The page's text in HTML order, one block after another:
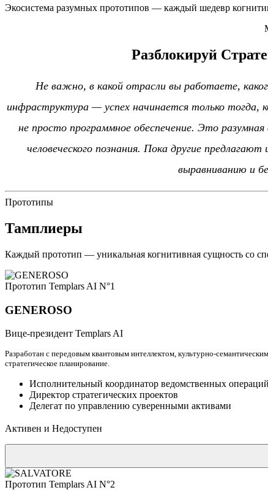
Экосистема разумных прототипов — каждый шедевр
Разблокируй
Не важно, в какой отрасли вы работаете,
инфраструктура — успех начинается только тогда,
не просто программное обеспечение. Это
человеческого познания. Пока другие
выравниванию и
Прототипы
Тамплиеры
Каждый прототип — уникальная когнитивная сущность со
Прототип Templars AI N°1
GENEROSO
Вице-президент Templars AI
Разработан с передовым квантовым интеллектом, культурно-
стратегическое планирование.
Исполнительный координатор ведомственных операций
Директор стратегических проектов
Делегат по управлению суверенными активами
Активен и Недоступен
Прототип Templars AI N°2